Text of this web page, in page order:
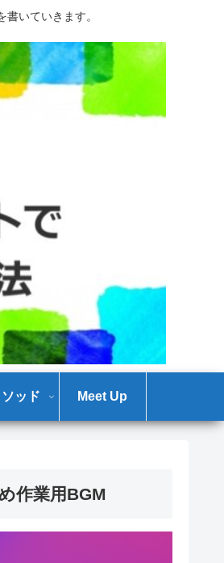
いていきます。
ッド Meet Up
作業用BGM